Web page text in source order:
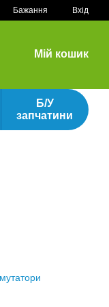
Бажання Вхід
Мій кошик
Б/У
запчатини